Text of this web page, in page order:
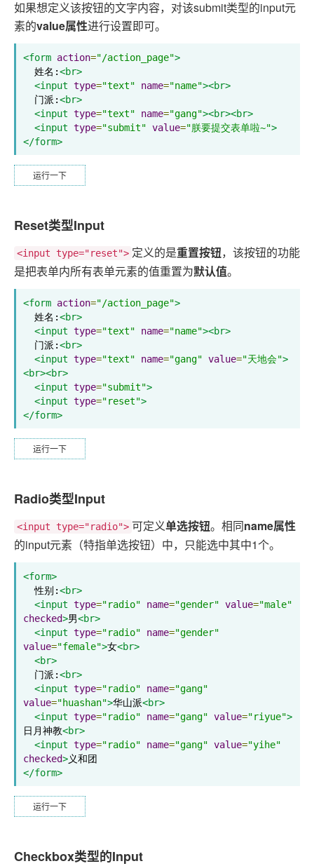
如果想定义该按钮的文字内容，对该submit类型的input元
素的value属性进行设置即可。
<form action="/action_page">
  姓名:
<br>
<input type="text" name="name"><br>
  门派:
<br>
<input type="text" name="gang"><br><br>
<input type="submit" value="朕要提交表单啦~">
</form>
运行一下
Reset类型Input
<input type="reset"> 定义的是重置按钮，该按钮的功能
是把表单内所有表单元素的值重置为默认值。
<form action="/action_page">
  姓名:
<br>
<input type="text" name="name"><br>
  门派:
<br>
<input type="text" name="gang" value="天地会">
<br><br>
<input type="submit">
<input type="reset">
</form>
运行一下
Radio类型Input
<input type="radio"> 可定义单选按钮。相同name属性
的input元素（特指单选按钮）中，只能选中其中1个。
<form>
  性别:
<br>
<input type="radio" name="gender" value="male"
checked>男<br>
<input type="radio" name="gender"
value="female">女<br>
<br>
  门派:
<br>
<input type="radio" name="gang"
value="huashan">华山派<br>
<input type="radio" name="gang" value="riyue">
日月神教<br>
<input type="radio" name="gang" value="yihe"
checked>
</form>
运行一下
Checkbox类型的Input